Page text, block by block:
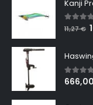
Kanji
5.00
11,27€
5.00
666,00